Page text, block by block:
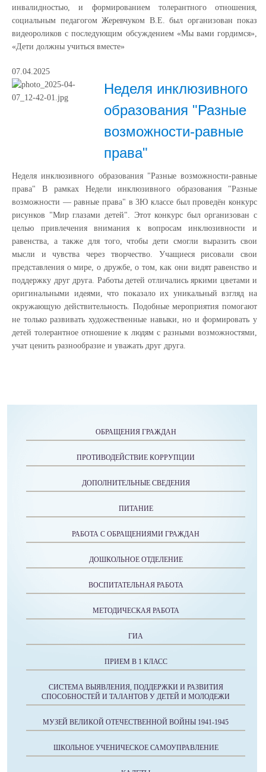
инвалидностью, и формированием толерантного отношения,
социальным педагогом Жеревчуком В.Е. был организован показ
видеороликов с последующим обсуждением «Мы вами гордимся»,
«Дети должны учиться вместе»
07.04.2025
Неделя инклюзивного
образования "Разные
возможности-равные
права"
Неделя инклюзивного образования "Разные возможности-равные
права" В рамках Недели инклюзивного образования "Разные
возможности — равные права" в 3Ю классе был проведён конкурс
рисунков "Мир глазами детей". Этот конкурс был организован с
целью привлечения внимания к вопросам инклюзивности и
равенства, а также для того, чтобы дети смогли выразить свои
мысли и чувства через творчество. Учащиеся рисовали свои
представления о мире, о дружбе, о том, как они видят равенство и
поддержку друг друга. Работы детей отличались яркими цветами и
оригинальными идеями, что показало их уникальный взгляд на
окружающую действительность. Подобные мероприятия помогают
не только развивать художественные навыки, но и формировать у
детей толерантное отношение к людям с разными возможностями,
учат ценить разнообразие и уважать друг друга.
ОБРАЩЕНИЯ ГРАЖДАН
ПРОТИВОДЕЙСТВИЕ КОРРУПЦИИ
ДОПОЛНИТЕЛЬНЫЕ СВЕДЕНИЯ
ПИТАНИЕ
РАБОТА С ОБРАЩЕНИЯМИ ГРАЖДАН
ДОШКОЛЬНОЕ ОТДЕЛЕНИЕ
ВОСПИТАТЕЛЬНАЯ РАБОТА
МЕТОДИЧЕСКАЯ РАБОТА
ГИА
ПРИЕМ В 1 КЛАСС
СИСТЕМА ВЫЯВЛЕНИЯ, ПОДДЕРЖКИ И РАЗВИТИЯ
СПОСОБНОСТЕЙ И ТАЛАНТОВ У ДЕТЕЙ И МОЛОДЕЖИ
МУЗЕЙ ВЕЛИКОЙ ОТЕЧЕСТВЕННОЙ ВОЙНЫ 1941-1945
ШКОЛЬНОЕ УЧЕНИЧЕСКОЕ САМОУПРАВЛЕНИЕ